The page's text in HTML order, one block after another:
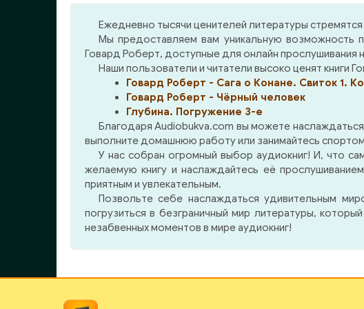
колдунах и магах
престола. Им
ненадолго.
свое
романе «Час
Ежедневно тысячи ценителей литературы
Мы предоставляем вам уникальную возможность
Говард Роберт, доступные для онлайн прослушивания
Наши пользователи и читатели высоко ценят книги
Говард Роберт - Сага о Конане. Свиток 1.
Говард Роберт - Чёрный человек
Глубина. Погружение 3-е
Благодаря Audiobukva.com вы можете
выполните домашнюю работу или занимайтесь
У нас собран огромный выбор аудиокниг! И, что
желаемую книгу и наслаждайтесь её
приятным и увлекательным.
Позвольте себе наслаждаться удивительным
погрузиться в безграничный мир литературы,
незабвенных моментов в мире аудиокниг!